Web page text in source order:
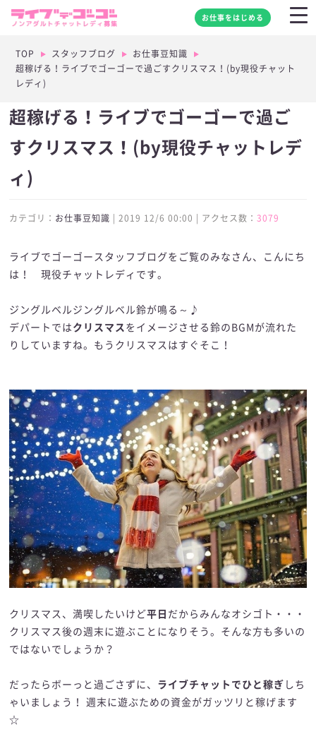
お仕事をはじめる
TOP スタッフブログ
お仕事豆知識
超稼げる！ライブでゴーゴーで過ごすクリスマス！(by現役チャット
レディ)
超稼げる！ライブでゴーゴーで過ご
すクリスマス！(by現役チャットレデ
ィ)
カテゴリ： お仕事豆知識 | 2019 12/6 00:00 | アクセス数： 3079
ライブでゴーゴースタッフブログをご覧のみなさん、こんにち
は！ 現役チャットレディです。
ジングルベルジングルベル鈴が鳴る～♪
デパートでは クリスマス をイメージさせる鈴のBGMが流れた
りしていますね。もうクリスマスはすぐそこ！
クリスマス、満喫したいけど平日 だからみんなオシゴト・・・
クリスマス後の週末に遊ぶことになりそう。そんな方も多いの
ではないでしょうか？
だったらボーっと過ごさずに、 ライブチャットでひと稼ぎ しち
ゃいましょう！ 週末に遊ぶための資金がガッツリと稼げます
☆